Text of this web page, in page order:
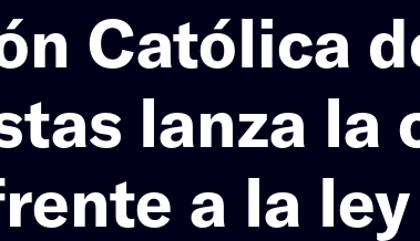
Católica
lanza la
a la